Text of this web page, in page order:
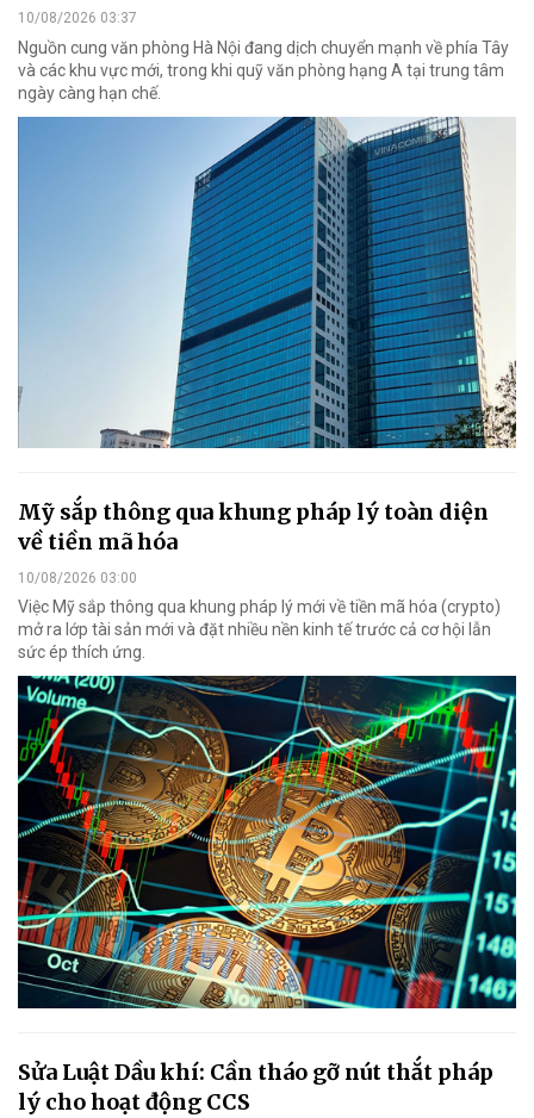
10/08/2026 03:37
Nguồn cung văn phòng Hà Nội đang dịch chuyển mạnh về phía Tây
và các khu vực mới, trong khi quỹ văn phòng hạng A tại trung tâm
ngày càng hạn chế.
Mỹ sắp thông qua khung pháp lý toàn diện
về tiền mã hóa
10/08/2026 03:00
Việc Mỹ sắp thông qua khung pháp lý mới về tiền mã hóa (crypto)
mở ra lớp tài sản mới và đặt nhiều nền kinh tế trước cả cơ hội lẫn
sức ép thích ứng.
Sửa Luật Dầu khí: Cần tháo gỡ nút thắt pháp
lý cho hoạt động CCS